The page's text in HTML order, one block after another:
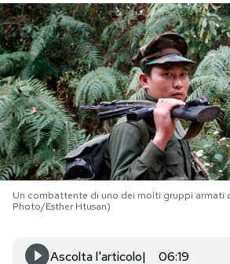
Sport
PODCAST
NEWSLETTER
I MIEI PREFERITI
Un combattente di uno dei molti gruppi armati
Photo/Esther Htusan)
Ascolta l'articolo 06:19